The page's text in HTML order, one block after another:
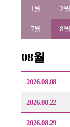
1월 2월
7월 8월
08월
2026.08.08
2026.08.22
2026.08.29